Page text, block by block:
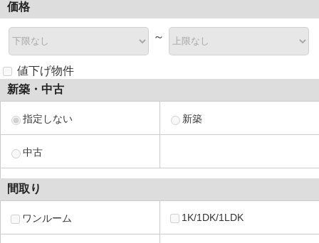
価格
～
値下げ物件
新築・中古
指定しない 新築
中古
間取り
ワンルーム 1K/1DK/1LDK